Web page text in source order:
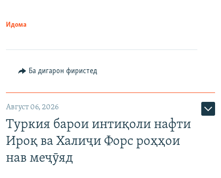
Идома
Ба дигарон фиристед
Август 06, 2026
Туркия барои интиқоли нафти
Ироқ ва Халиҷи Форс роҳҳои
нав меҷӯяд